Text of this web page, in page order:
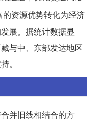
的资源优势转化为经济
展。据统计数据显
与中、东部发达地区
。
并旧线相结合的方